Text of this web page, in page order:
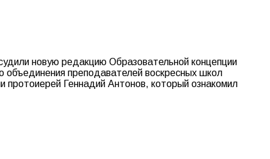
новую редакцию Образовательной концепции
объединения преподавателей воскресных школ
протоиерей Геннадий Антонов, который ознакомил